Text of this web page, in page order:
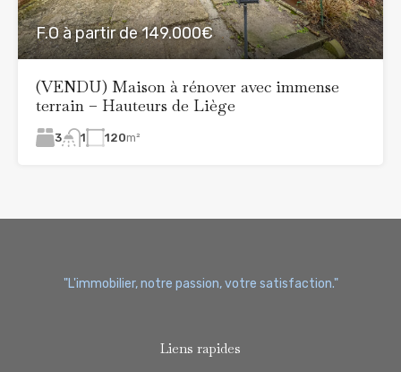
F.O à partir de 149.000€
(VENDU) Maison à rénover avec immense
terrain – Hauteurs de Liège
3 1 120m²
"L'immobilier, notre passion, votre satisfaction."
Liens rapides